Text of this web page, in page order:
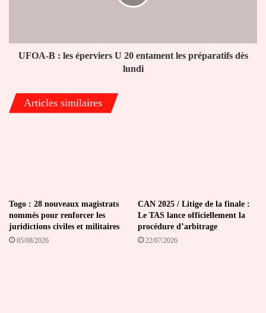
les
préparatifs
UFOA-B : les éperviers U 20 entament les préparatifs dès
lundi
Articles similaires
Togo : 28 nouveaux magistrats
nommés pour renforcer les
juridictions civiles et militaires
05/08/2026
CAN 2025 / Litige de la finale :
Le TAS lance officiellement la
procédure d’arbitrage
22/07/2026